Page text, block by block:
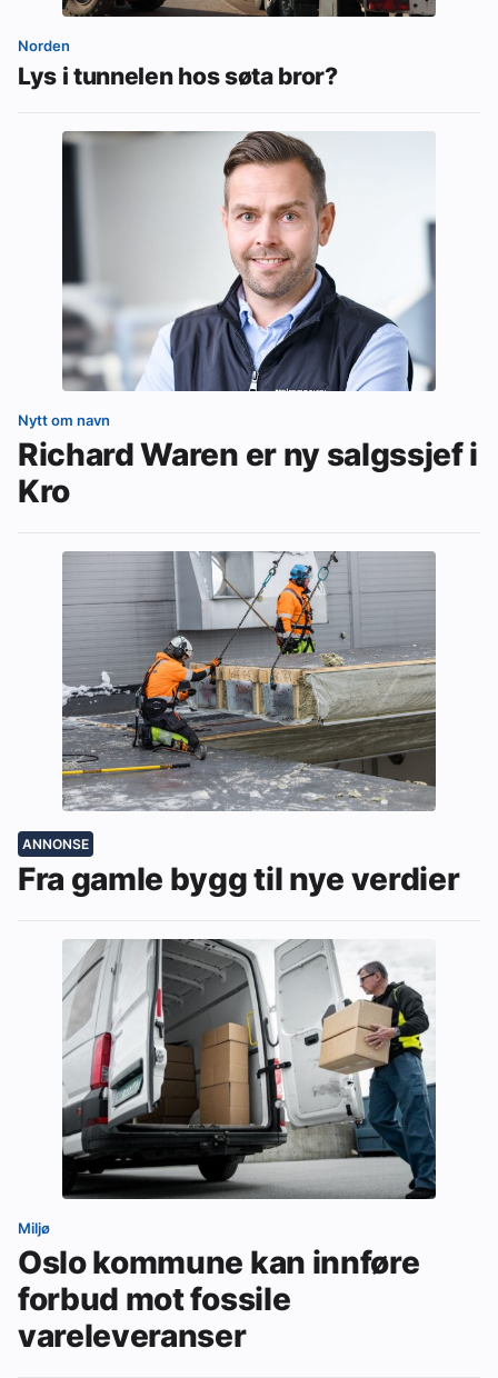
Norden
Lys i tunnelen hos søta bror?
Nytt om navn
Richard Waren er ny salgssjef i
Kro
ANNONSE
Fra gamle bygg til nye verdier
Miljø
Oslo kommune kan innføre
forbud mot fossile
vareleveranser